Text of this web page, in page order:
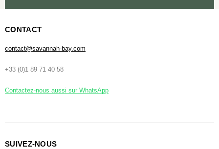
CONTACT
contact@savannah-bay.com
+33 (0)1 89 71 40 58
Contactez-nous aussi sur WhatsApp
SUIVEZ-NOUS